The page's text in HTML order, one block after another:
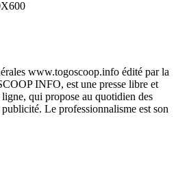
www.togoscoop.info édité par la
INFO, est une presse libre et
qui propose au quotidien des
Le professionnalisme est son